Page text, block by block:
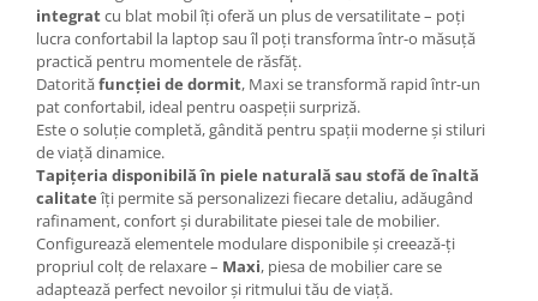
integratcu blat mobil îți oferă un plus de versatilitate – poți
lucra confortabil la laptop sau îl poți transforma într-o măsuță
practică pentru momentele de răsfăț.
Datorităfuncției de dormit, Maxi se transformă rapid într-un
pat confortabil, ideal pentru oaspeții surpriză.
Este o soluție completă, gândită pentru spații moderne și stiluri
de viață dinamice.
Tapițeria disponibilă în piele naturală sau stofă de înaltă
calitateîți permite să personalizezi fiecare detaliu, adăugând
rafinament, confort și durabilitate piesei tale de mobilier.
Configurează elementele modulare disponibile și creează-ți
propriul colț de relaxare – Maxi, piesa de mobilier care se
adaptează perfect nevoilor și ritmului tău de viață.